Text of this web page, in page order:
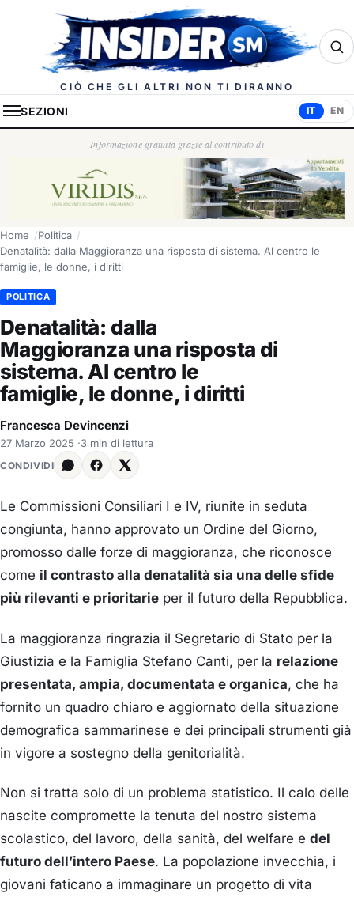
Insider.sm
CIÒ CHE GLI ALTRI NON TI DIRANNO
SEZIONI IT EN
Informazione gratuita grazie al contributo di
Home
Politica
Denatalità: dalla Maggioranza una risposta di sistema. Al centro le
famiglie, le donne, i diritti
POLITICA
Denatalità: dalla
Maggioranza una risposta di
sistema. Al centro le
famiglie, le donne, i diritti
Francesca Devincenzi
27 Marzo 2025 ·3 min di lettura
CONDIVIDI
Le Commissioni Consiliari I e IV, riunite in seduta
congiunta, hanno approvato un Ordine del Giorno,
promosso dalle forze di maggioranza, che riconosce
come il contrasto alla denatalità sia una delle sfide
più rilevanti e prioritarie per il futuro della Repubblica.
La maggioranza ringrazia il Segretario di Stato per la
Giustizia e la Famiglia Stefano Canti, per la relazione
presentata, ampia, documentata e organica, che ha
fornito un quadro chiaro e aggiornato della situazione
demografica sammarinese e dei principali strumenti già
in vigore a sostegno della genitorialità.
Non si tratta solo di un problema statistico. Il calo delle
nascite compromette la tenuta del nostro sistema
scolastico, del lavoro, della sanità, del welfare e del
futuro dell’intero Paese. La popolazione invecchia, i
giovani faticano a immaginare un progetto di vita